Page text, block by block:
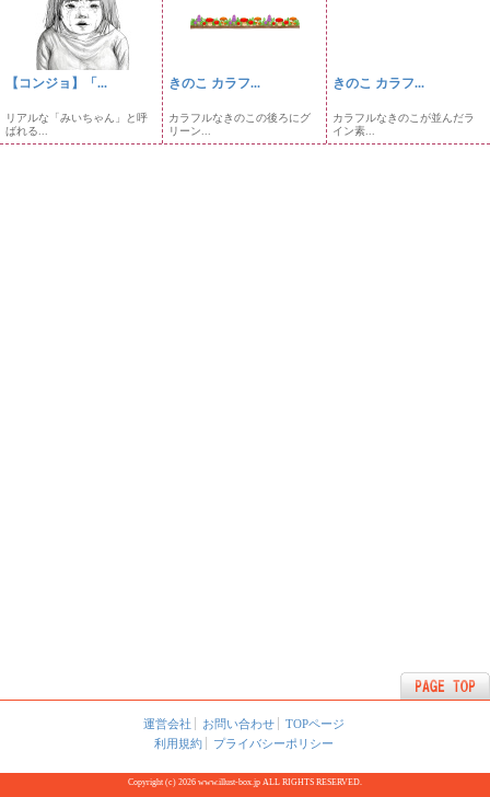
【コンジョ】「...
リアルな「みいちゃん」と呼
ばれる...
きのこ カラフ...
カラフルなきのこの後ろにグ
リーン...
きのこ カラフ...
カラフルなきのこが並んだラ
イン素...
運営会社 お問い合わせ
TOPページ
利用規約
プライバシーポリシー
Copyright (c) 2026 www.illust-box.jp ALL RIGHTS RESERVED.